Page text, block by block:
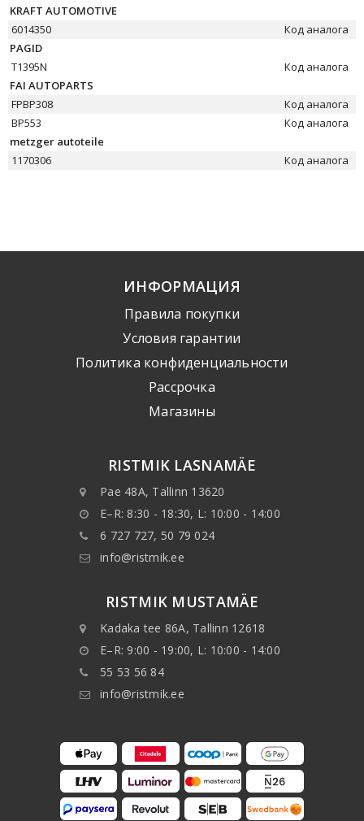
KRAFT AUTOMOTIVE
6014350
Код аналога
PAGID
T1395N
Код аналога
FAI AUTOPARTS
FPBP308
Код аналога
BP553
Код аналога
metzger autoteile
1170306
Код аналога
ИНФОРМАЦИЯ
Правила покупки
Условия гарантии
Политика конфиденциальности
Рассрочка
Mагазины
RISTMIK LASNAMÄE
Pae 48A, Tallinn 13620
E–R: 8:30 - 18:30, L: 10:00 - 14:00
6 727 727, 50 79 024
info@ristmik.ee
RISTMIK MUSTAMÄE
Kadaka tee 86A, Tallinn 12618
E–R: 9:00 - 19:00, L: 10:00 - 14:00
55 53 56 84
info@ristmik.ee